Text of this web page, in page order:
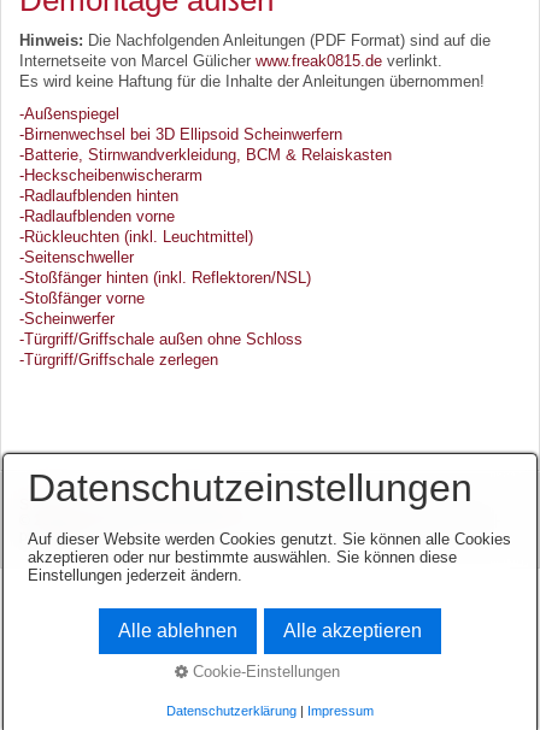
Hinweis: Die Nachfolgenden Anleitungen (PDF Format) sind auf die
Internetseite von Marcel Gülicher www.freak0815.de verlinkt.
Es wird keine Haftung für die Inhalte der Anleitungen übernommen!
-Außenspiegel
-Birnenwechsel bei 3D Ellipsoid Scheinwerfern
-Batterie, Stirnwandverkleidung, BCM & Relaiskasten
-Heckscheibenwischerarm
-Radlaufblenden hinten
-Radlaufblenden vorne
-Rückleuchten (inkl. Leuchtmittel)
-Seitenschweller
-Stoßfänger hinten (inkl. Reflektoren/NSL)
-Stoßfänger vorne
-Scheinwerfer
-Türgriff/Griffschale außen ohne Schloss
-Türgriff/Griffschale zerlegen
Startseite Kontakt
Impressum
producer.com
Datenschutzeinstellungen
Auf dieser Website werden Cookies genutzt. Sie können alle Cookies
akzeptieren oder nur bestimmte auswählen. Sie können diese
Einstellungen jederzeit ändern.
Alle ablehnen Alle akzeptieren
Cookie-Einstellungen
Datenschutzerklärung| Impressum